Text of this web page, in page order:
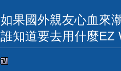
如果國外親友心血來
誰知道要去用什麼EZ